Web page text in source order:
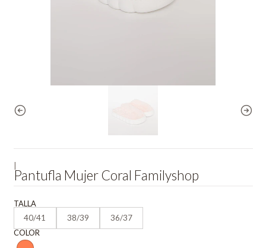
Pantufla Mujer Coral Familyshop
TALLA
40/41
38/39
36/37
COLOR